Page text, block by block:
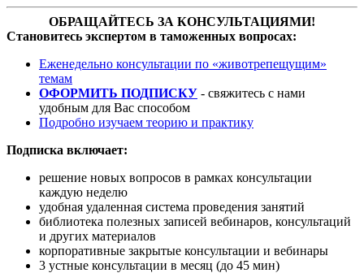
ОБРАЩАЙТЕСЬ ЗА КОНСУЛЬТАЦИЯМИ!
Становитесь экспертом в таможенных вопросах:
Еженедельно консультации по «животрепещущим»
темам
ОФОРМИТЬ ПОДПИСКУ - свяжитесь с нами
удобным для Вас способом
Подробно изучаем теорию и практику
Подписка включает:
решение новых вопросов в рамках консультации
каждую неделю
удобная удаленная система проведения занятий
библиотека полезных записей вебинаров, консультаций
и других материалов
корпоративные закрытые консультации и вебинары
3 устные консультации в месяц (до 45 мин)